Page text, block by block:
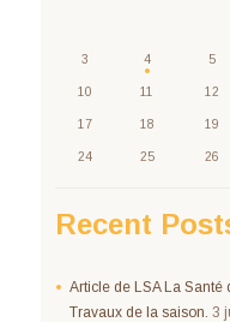
3 4 5
10 11 12
17 18 19
24 25 26
Recent
Article de LSA La Santé
Travaux de la saison. 3